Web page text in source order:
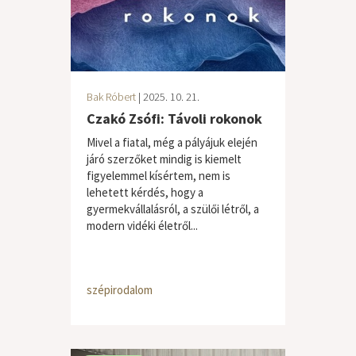
Bak Róbert | 2025. 10. 21.
Czakó Zsófi: Távoli rokonok
Mivel a fiatal, még a pályájuk elején
járó szerzőket mindig is kiemelt
figyelemmel kísértem, nem is
lehetett kérdés, hogy a
gyermekvállalásról, a szülői létről, a
modern vidéki életről...
szépirodalom